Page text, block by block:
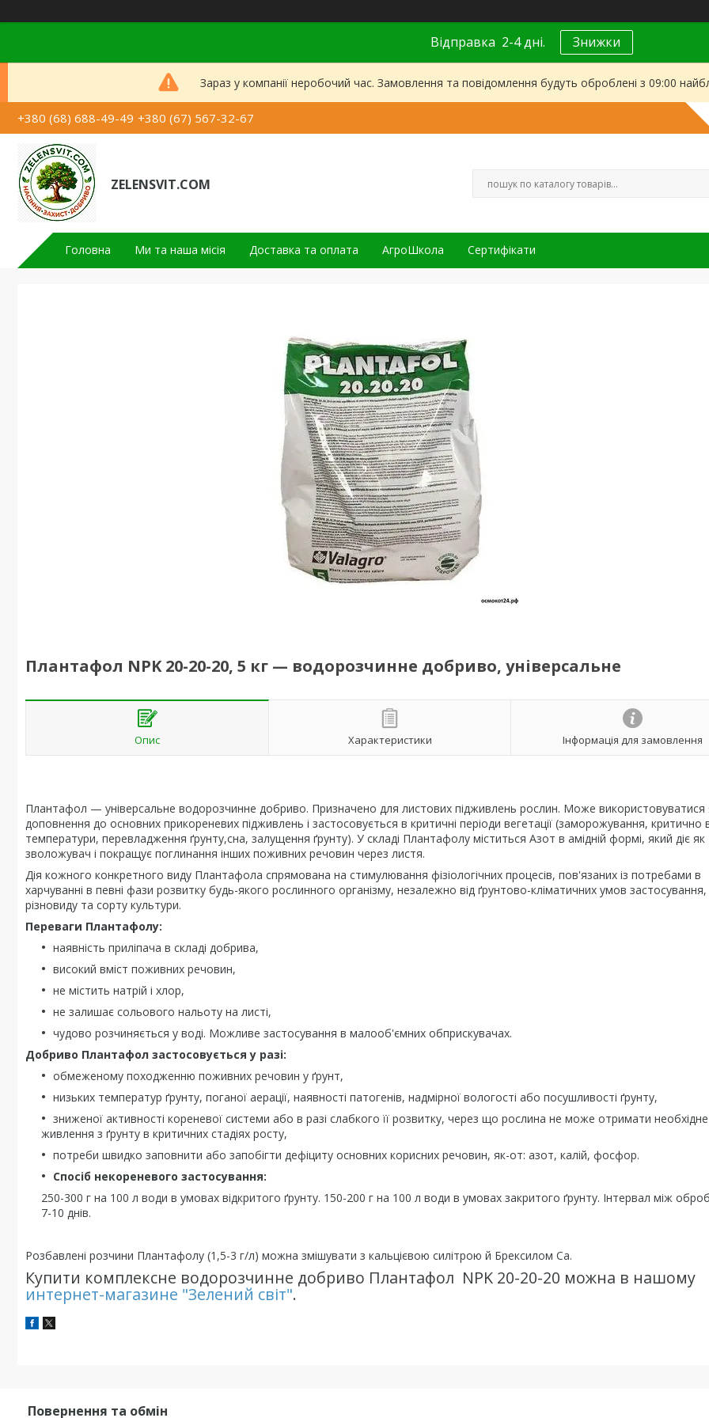
Відправка 2-4 дні. Знижки
Зараз у компанії неробочий час. Замовлення та повідомлення будуть оброблені з 09:00
+380 (68) 688-49-49 +380 (67) 567-32-67
ZELENSVIT.COM
Головна Ми та наша місія Доставка та оплата АгроШкола Сертифікати
Плантафол NPK 20-20-20, 5 кг — водорозчинне добриво, універсальне
Опис Характеристики Інформація для замовлення
Плантафол — універсальне водорозчинне добриво. Призначено для листових підживлень рослин. Може використовуватися
доповнення до основних прикореневих підживлень і застосовується в критичні періоди вегетації (заморожування, критично
температури, перевладження ґрунту,сна, залущення ґрунту). У складі Плантафолу міститься Азот в амідній формі, який діє як
зволожувач і покращує поглинання інших поживних речовин через листя.
Дія кожного конкретного виду Плантафола спрямована на стимулювання фізіологічних процесів, пов'язаних із потребами в
харчуванні в певні фази розвитку будь-якого рослинного організму, незалежно від ґрунтово-кліматичних умов застосування,
різновиду та сорту культури.
Переваги Плантафолу:
наявність приліпача в складі добрива,
високий вміст поживних речовин,
не містить натрій і хлор,
не залишає сольового нальоту на листі,
чудово розчиняється у воді. Можливе застосування в малооб'ємних обприскувачах.
Добриво Плантафол застосовується у разі:
обмеженому походженню поживних речовин у ґрунт,
низьких температур ґрунту, поганої аерації, наявності патогенів, надмірної вологості або посушливості ґрунту,
зниженої активності кореневої системи або в разі слабкого її розвитку, через що рослина не може отримати необхідне
живлення з ґрунту в критичних стадіях росту,
потреби швидко заповнити або запобігти дефіциту основних корисних речовин, як-от: азот, калій, фосфор.
Спосіб некореневого застосування:
250-300 г на 100 л води в умовах відкритого ґрунту. 150-200 г на 100 л води в умовах закритого ґрунту. Інтервал між
7-10 днів.
Розбавлені розчини Плантафолу (1,5-3 г/л) можна змішувати з кальцієвою силітрою й Брексилом Са.
Купити комплексне водорозчинне добриво Плантафол NPK 20-20-20 можна в нашому
интернет-магазине "Зелений світ".
Повернення та обмін